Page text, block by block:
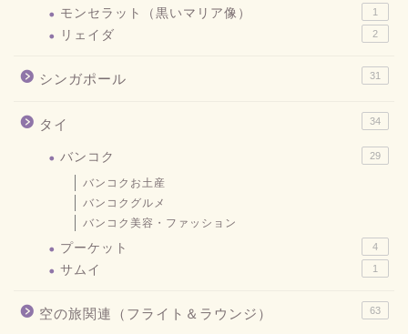
モンセラット（黒いマリア像） 1
リェイダ 2
シンガポール 31
タイ 34
バンコク 29
バンコクお土産
バンコクグルメ
バンコク美容・ファッション
プーケット 4
サムイ 1
空の旅関連（フライト＆ラウンジ） 63